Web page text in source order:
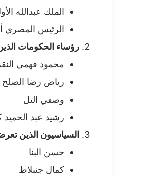
الملك عبدالله
الرئيس المصري
رؤساء الحكومات
محمود فهمي
رياض رضا الصلح
وصفي التل
رشيد عبد
السياسيون الذين
حسن البنا
كمال جنبلاط